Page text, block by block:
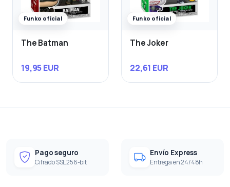
Funko oficial
The Batman
19,95 EUR
Funko oficial
The Joker
22,61 EUR
Pago seguro
Cifrado SSL 256-bit
Envío Express
Entrega en 24/48h